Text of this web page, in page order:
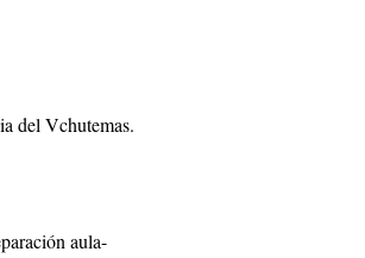
del Vchutemas.
aula-